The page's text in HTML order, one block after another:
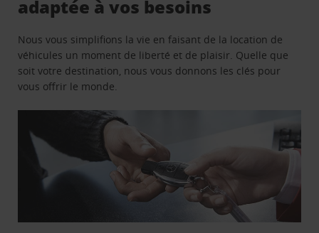
adaptée à vos besoins
Nous vous simplifions la vie en faisant de la location de
véhicules un moment de liberté et de plaisir. Quelle que
soit votre destination, nous vous donnons les clés pour
vous offrir le monde.